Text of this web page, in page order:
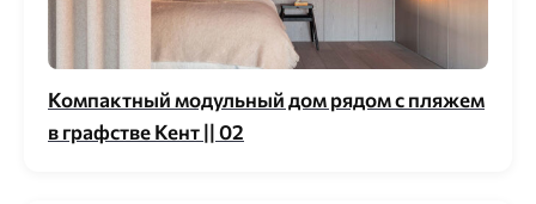
Компактный модульный дом рядом с пляжем
в графстве Кент || 02